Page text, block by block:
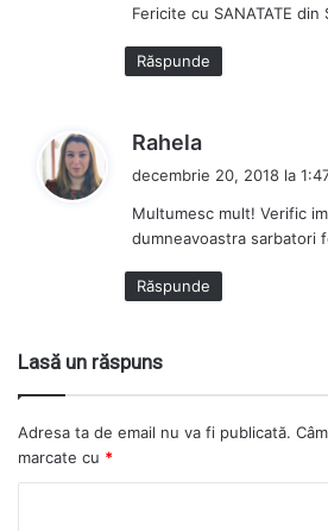
Fericite cu SANATATE din
Răspunde
Rahela
n
e
:
decembrie 20, 2018 la
Multumesc mult! Verific
dumneavoastra sarbatori
Răspunde
Lasă un răspuns
Adresa ta de email nu va fi publicată.
marcate cu *